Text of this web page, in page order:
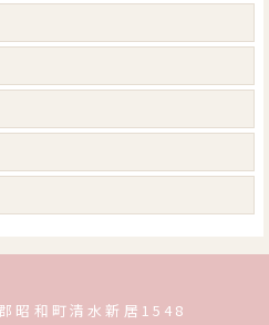
昭和町清水新居1548